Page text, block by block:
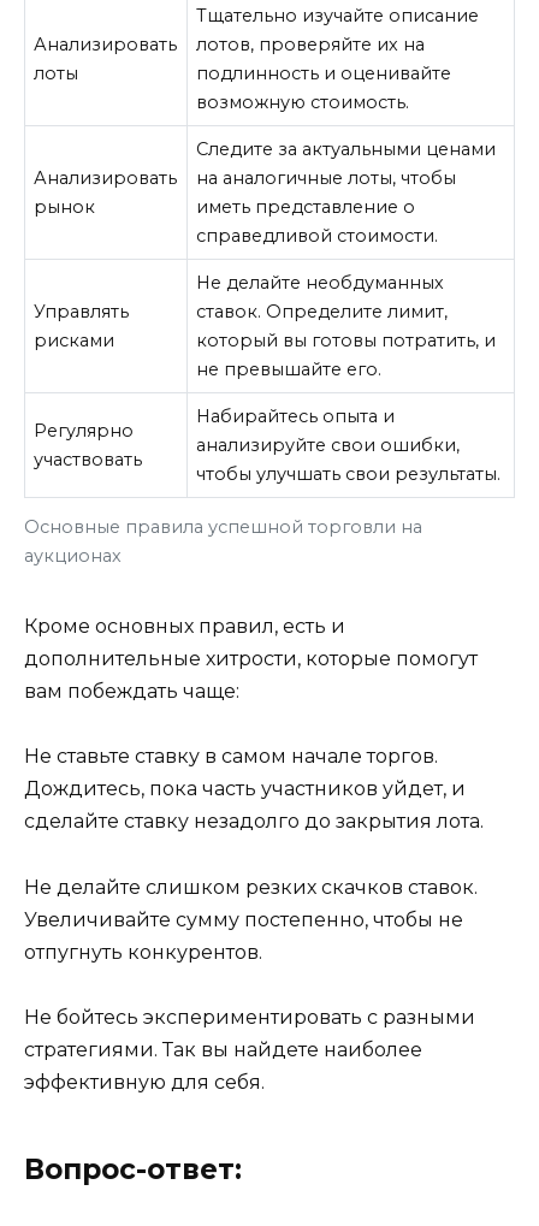
Основные правила успешной торговли на
аукционах
Анализировать
лоты
Тщательно изучайте описание
лотов, проверяйте их на
подлинность и оценивайте
возможную стоимость.
Анализировать
рынок
Следите за актуальными ценами
на аналогичные лоты, чтобы
иметь представление о
справедливой стоимости.
Управлять
рисками
Не делайте необдуманных
ставок. Определите лимит,
который вы готовы потратить, и
не превышайте его.
Регулярно
участвовать
Набирайтесь опыта и
анализируйте свои ошибки,
чтобы улучшать свои результаты.
Кроме основных правил, есть и
дополнительные хитрости, которые помогут
вам побеждать чаще:
Не ставьте ставку в самом начале торгов.
Дождитесь, пока часть участников уйдет, и
сделайте ставку незадолго до закрытия лота.
Не делайте слишком резких скачков ставок.
Увеличивайте сумму постепенно, чтобы не
отпугнуть конкурентов.
Не бойтесь экспериментировать с разными
стратегиями. Так вы найдете наиболее
эффективную для себя.
Вопрос-ответ: